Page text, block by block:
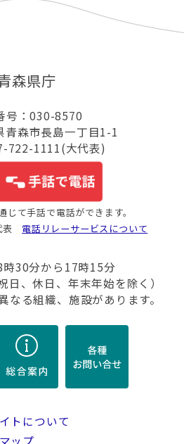
森県庁
号：030-8570
青森市長島一丁目1-1
722-1111(大代表)
じて手話で電話ができます。
表 電話リレーサービスについて
30分から17時15分
日、休日、年末年始を除く）
る組織、施設があります。
トについて